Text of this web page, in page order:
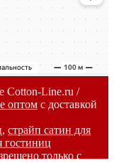
Cotton-Line.ru /
оптомс доставкой
,страйп сатин для
гостиниц
только с